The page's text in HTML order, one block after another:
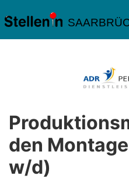
den
w/d)